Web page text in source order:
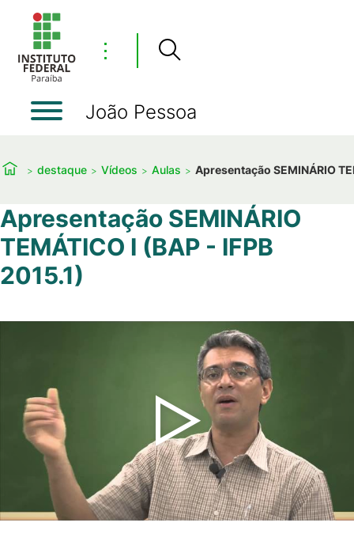
⋮
João Pessoa
destaque Vídeos Aulas Apresentação SEMINÁRIO
Apresentação SEMINÁRIO
TEMÁTICO I (BAP - IFPB
2015.1)